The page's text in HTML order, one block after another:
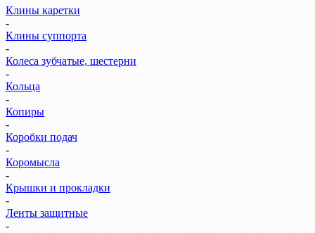
Клины каретки
-
Клины суппорта
-
Колеса зубчатые, шестерни
-
Кольца
-
Копиры
-
Коробки подач
-
Коромысла
-
Крышки и прокладки
-
Ленты защитные
-